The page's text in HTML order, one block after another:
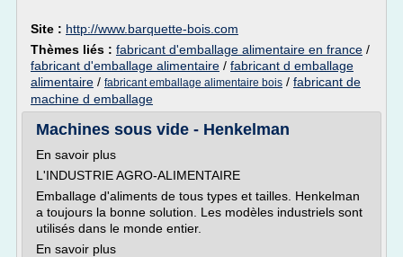
Site : http://www.barquette-bois.com
Thèmes liés : fabricant d'emballage alimentaire en france /
fabricant d'emballage alimentaire / fabricant d emballage
alimentaire / fabricant emballage alimentaire bois / fabricant de
machine d emballage
Machines sous vide - Henkelman
En savoir plus
L'INDUSTRIE AGRO-ALIMENTAIRE
Emballage d'aliments de tous types et tailles. Henkelman
a toujours la bonne solution. Les modèles industriels sont
utilisés dans le monde entier.
En savoir plus